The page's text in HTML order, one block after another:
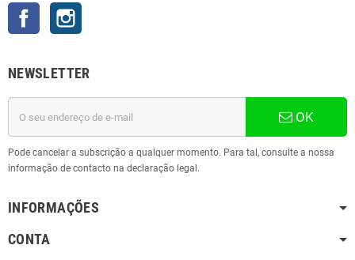
Facebook
NEWSLETTER
OK
Pode cancelar a subscrição a qualquer momento. Para tal, consulte a nossa
informação de contacto na declaração legal.
INFORMAÇÕES
CONTA